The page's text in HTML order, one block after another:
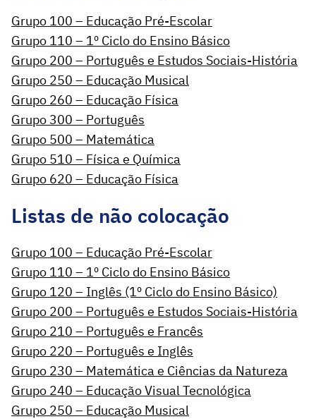
Grupo 100 – Educação Pré-Escolar
Grupo 110 – 1º Ciclo do Ensino Básico
Grupo 200 – Português e Estudos Sociais-História
Grupo 250 – Educação Musical
Grupo 260 – Educação Física
Grupo 300 – Português
Grupo 500 – Matemática
Grupo 510 – Física e Química
Grupo 620 – Educação Física
Listas de não colocação
Grupo 100 – Educação Pré-Escolar
Grupo 110 – 1º Ciclo do Ensino Básico
Grupo 120 – Inglês (1º Ciclo do Ensino Básico)
Grupo 200 – Português e Estudos Sociais-História
Grupo 210 – Português e Francês
Grupo 220 – Português e Inglês
Grupo 230 – Matemática e Ciências da Natureza
Grupo 240 – Educação Visual Tecnológica
Grupo 250 – Educação Musical